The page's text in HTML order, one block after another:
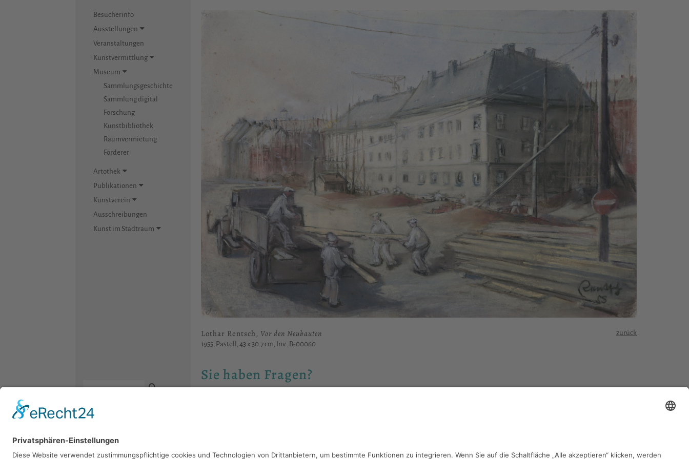
Besucherinfo
Ausstellungen
Veranstaltungen
Kunstvermittlung
Museum
Sammlungsgeschichte
Sammlung digital
Forschung
Kunstbibliothek
Raumvermietung
Förderer
Artothek
Publikationen
Kunstverein
Ausschreibungen
Kunst im Stadtraum
Kontakt
Newsletter
Impressum
Lothar Rentsch, Vor den Neubauten
1955, Pastell, 43 x 30.7 cm, Inv.: B-00060
zurück
Sie haben Fragen?